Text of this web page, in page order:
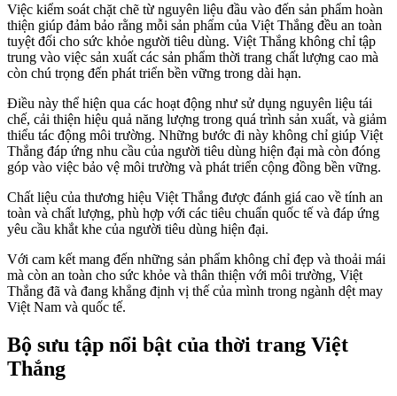
Việc kiểm soát chặt chẽ từ nguyên liệu đầu vào đến sản phẩm hoàn
thiện giúp đảm bảo rằng mỗi sản phẩm của Việt Thắng đều an toàn
tuyệt đối cho sức khỏe người tiêu dùng. Việt Thắng không chỉ tập
trung vào việc sản xuất các sản phẩm thời trang chất lượng cao mà
còn chú trọng đến phát triển bền vững trong dài hạn.
Điều này thể hiện qua các hoạt động như sử dụng nguyên liệu tái
chế, cải thiện hiệu quả năng lượng trong quá trình sản xuất, và giảm
thiểu tác động môi trường. Những bước đi này không chỉ giúp Việt
Thắng đáp ứng nhu cầu của người tiêu dùng hiện đại mà còn đóng
góp vào việc bảo vệ môi trường và phát triển cộng đồng bền vững.
Chất liệu của thương hiệu Việt Thắng được đánh giá cao về tính an
toàn và chất lượng, phù hợp với các tiêu chuẩn quốc tế và đáp ứng
yêu cầu khắt khe của người tiêu dùng hiện đại.
Với cam kết mang đến những sản phẩm không chỉ đẹp và thoải mái
mà còn an toàn cho sức khỏe và thân thiện với môi trường, Việt
Thắng đã và đang khẳng định vị thế của mình trong ngành dệt may
Việt Nam và quốc tế.
Bộ sưu tập nổi bật của thời trang Việt
Thắng